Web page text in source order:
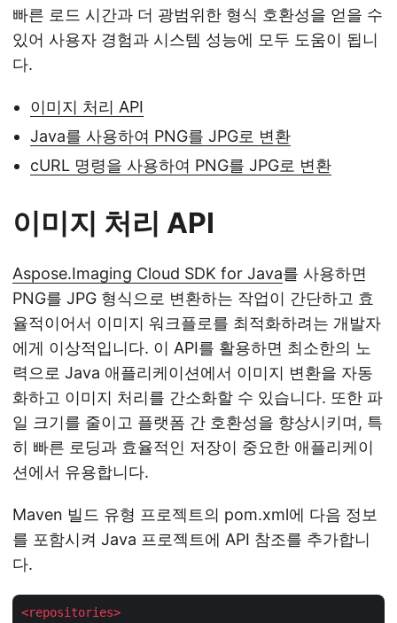
빠른 로드 시간과 더 광범위한 형식 호환성을 얻을 수
있어 사용자 경험과 시스템 성능에 모두 도움이 됩니
다.
이미지 처리 API
Java를 사용하여 PNG를 JPG로 변환
cURL 명령을 사용하여 PNG를 JPG로 변환
이미지 처리 API
Aspose.Imaging Cloud SDK for Java를 사용하면
PNG를 JPG 형식으로 변환하는 작업이 간단하고 효
율적이어서 이미지 워크플로를 최적화하려는 개발자
에게 이상적입니다. 이 API를 활용하면 최소한의 노
력으로 Java 애플리케이션에서 이미지 변환을 자동
화하고 이미지 처리를 간소화할 수 있습니다. 또한 파
일 크기를 줄이고 플랫폼 간 호환성을 향상시키며, 특
히 빠른 로딩과 효율적인 저장이 중요한 애플리케이
션에서 유용합니다.
Maven 빌드 유형 프로젝트의 pom.xml에 다음 정보
를 포함시켜 Java 프로젝트에 API 참조를 추가합니
다.
<repositories>